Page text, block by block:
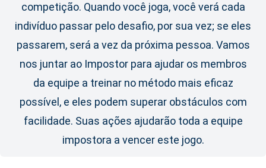
competição. Quando você joga, você verá cada
indivíduo passar pelo desafio, por sua vez; se eles
passarem, será a vez da próxima pessoa. Vamos
nos juntar ao Impostor para ajudar os membros
da equipe a treinar no método mais eficaz
possível, e eles podem superar obstáculos com
facilidade. Suas ações ajudarão toda a equipe
impostora a vencer este jogo.